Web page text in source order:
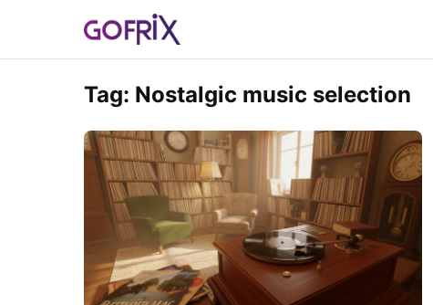
Tag: Nostalgic music selection